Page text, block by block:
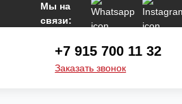
Мы на
связи:
+7 915 700 11 32
Заказать звонок